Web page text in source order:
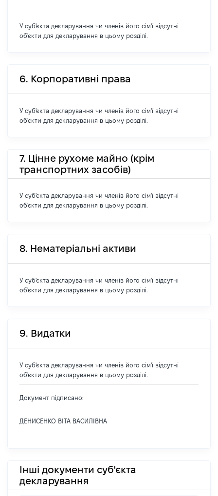
У суб'єкта декларування чи членів його сім'ї відсутні
об'єкти для декларування в цьому розділі.
6. Корпоративні права
У суб'єкта декларування чи членів його сім'ї відсутні
об'єкти для декларування в цьому розділі.
7. Цінне рухоме майно (крім
транспортних засобів)
У суб'єкта декларування чи членів його сім'ї відсутні
об'єкти для декларування в цьому розділі.
8. Нематеріальні активи
У суб'єкта декларування чи членів його сім'ї відсутні
об'єкти для декларування в цьому розділі.
9. Видатки
У суб'єкта декларування чи членів його сім'ї відсутні
об'єкти для декларування в цьому розділі.
Документ підписано:
ДЕНИСЕНКО ВІТА ВАСИЛІВНА
Інші документи суб'єкта
декларування